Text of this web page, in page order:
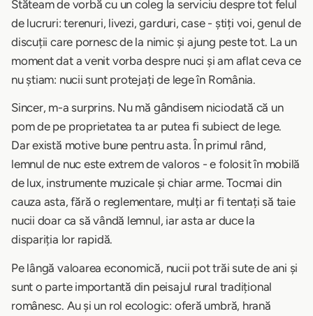
Stăteam de vorbă cu un coleg la serviciu despre tot felul
de lucruri: terenuri, livezi, garduri, case - știți voi, genul de
discuții care pornesc de la nimic și ajung peste tot. La un
moment dat a venit vorba despre nuci și am aflat ceva ce
nu știam: nucii sunt protejați de lege în România.
Sincer, m-a surprins. Nu mă gândisem niciodată că un
pom de pe proprietatea ta ar putea fi subiect de lege.
Dar există motive bune pentru asta. În primul rând,
lemnul de nuc este extrem de valoros - e folosit în mobilă
de lux, instrumente muzicale și chiar arme. Tocmai din
cauza asta, fără o reglementare, mulți ar fi tentați să taie
nucii doar ca să vândă lemnul, iar asta ar duce la
dispariția lor rapidă.
Pe lângă valoarea economică, nucii pot trăi sute de ani și
sunt o parte importantă din peisajul rural tradițional
românesc. Au și un rol ecologic: oferă umbră, hrană